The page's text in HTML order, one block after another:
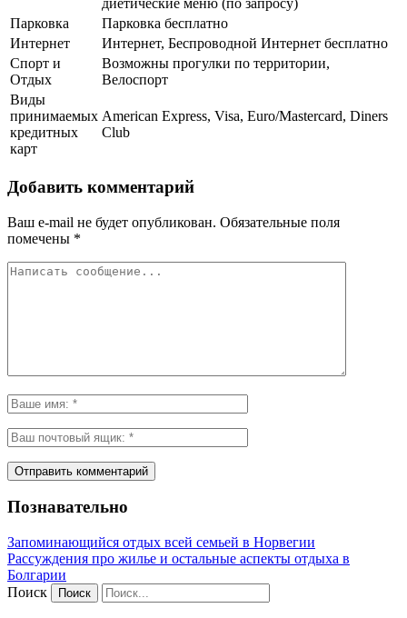
диетические меню (по запросу)
Парковка
Парковка бесплатно
Интернет
Интернет, Беспроводной Интернет бесплатно
Спорт и
Отдых
Возможны прогулки по территории,
Велоспорт
Виды
принимаемых
кредитных
карт
American Express, Visa, Euro/Mastercard, Diners
Club
Добавить комментарий
Ваш e-mail не будет опубликован. Обязательные поля
помечены *
Познавательно
Запоминающийся отдых всей семьей в Норвегии
Рассуждения про жилье и остальные аспекты отдыха в
Болгарии
Поиск